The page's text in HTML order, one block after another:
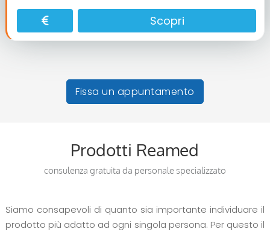
Scopri
Fissa un appuntamento
Prodotti Reamed
consulenza gratuita da personale specializzato
Siamo consapevoli di quanto sia importante individuare il
prodotto più adatto ad ogni singola persona. Per questo il